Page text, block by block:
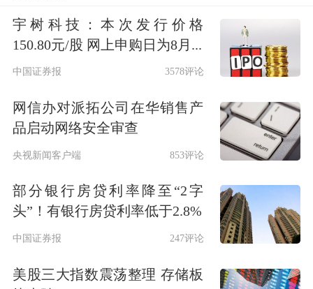
初打算是否单独上市？”等若干问题，
但受到吴晓波婉拒。
波频道App(杭州巴九灵自主开发的一款
APP)的海报摆在醒目之处，吴晓波频道
正在向每一位进入会场者推荐这款手机
应用。
“扫一下二维码就能加入我们，吴晓波
宇树科技：本次发行价格
150.80元/股 网上申购日为8月...
中国证券报 3578评论
网信办对派拓公司在华销售产
品启动网络安全审查
央视新闻客户端 853评论
部分银行房贷利率降至“2字
头”！有银行房贷利率低于2.8%
中国证券报 247评论
美股三大指数震荡整理 存储板